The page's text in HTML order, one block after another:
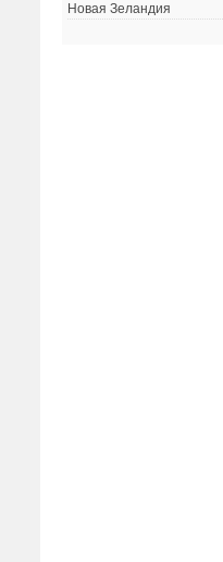
Новая Зеландия